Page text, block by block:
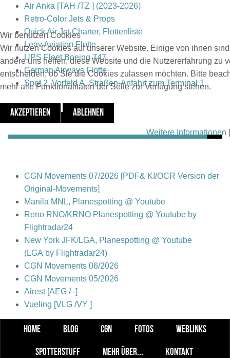
Air Anka [TAH /TZ ] (2023-2026)
Retro-Color Jets & Props
Quick Air Jet Charter, Flottenliste
Leav Aviation Flotte
UPS Fleet Boeing 747
German Airways Flotte
Spot 2, Vorfeld A, Straßen-Anfahrt zum Terminal 1
Beiträge - Neue
CGN Movements 07/2026 [PDF& KI/OCR Version der
Original-Movements]
Manila MNL, Planespotting @ Youtube
Reno RNO/KRNO Planespotting @ Youtube by
Flightradar24
New York JFK/LGA, Planespotting @ Youtube
(LGA by Flightradar24)
CGN Movements 06/2026
CGN Movements 05/2026
Airest [AEG / -]
Vueling [VLG /VY ]
HOME BLOG CGN FOTOS WEBLINKS
SPOTTERSTUFF MEHR ÜBER... KONTAKT
Wir benutzen Cookies
Wir nutzen Cookies auf unserer Website. Einige von ihnen
andere uns helfen, diese Website und die Nutzererfahrung zu
entscheiden, ob Sie die Cookies zulassen möchten. Bitte
mehr alle Funktionalitäten der Seite zur Verfügung stehen.
AKZEPTIEREN ABLEHNEN
Weitere Informationen